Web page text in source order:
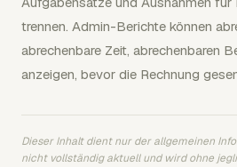
trennen. Admin-Berichte können
abrechenbare Zeit, abrechenbaren
anzeigen, bevor die Rechnung
Dieser Inhalt dient nur der allgemeinen
nicht vollständig aktuell und wird ohne